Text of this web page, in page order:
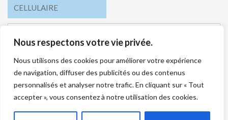
Nous respectons votre vie privée.
Nous utilisons des cookies pour améliorer votre expérience
de navigation, diffuser des publicités ou des contenus
personnalisés et analyser notre trafic. En cliquant sur « Tout
accepter », vous consentez à notre utilisation des cookies.
J’accepte de recevoir l’infolettre et je comprends que je
peux me désabonner en tout temps.
S'INSCRIRE